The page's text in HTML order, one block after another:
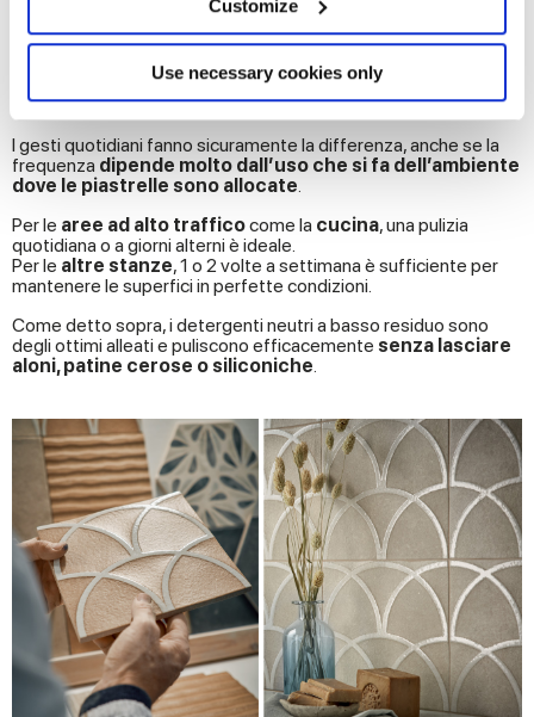
Identify your device by actively scanning it for
specific characteristics (fingerprinting)
Find out more about how your personal data is processed
and set your preferences in thedetails section.
We use cookies to personalise content and ads, to
provide social media features and to analyse our traffic.
our social media, advertising and analytics partners who
may combine it with other information that you’ve
provided to them or that they’ve collected from your use
of their services.
Customize
Use necessary cookies only
ecologica ed economica.
2. Con quale frequenza devo pulire il gres
porcellanato e la ceramica?
I gesti quotidiani fanno sicuramente la differenza, anche se la
frequenza dipende molto dall’uso che si fa dell’ambiente
dove le piastrelle sono allocate.
Per le aree ad alto trafficocome la cucina, una pulizia
quotidiana o a giorni alterni è ideale.
Per le altre stanze, 1 o 2 volte a settimana è sufficiente per
mantenere le superfici in perfette condizioni.
Come detto sopra, i detergenti neutri a basso residuo sono
degli ottimi alleati e puliscono efficacemente senza lasciare
aloni, patine cerose o siliconiche.